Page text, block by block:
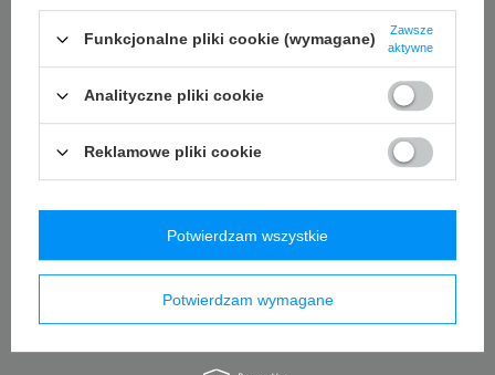
przypadkowym uderzeniu w brzeg blatu czy garnka. Na
gładkim ostrzu doskonale widać zanieczyszczenia, więc
łatwo i szybko usuwa się brud. Polerowana powierzchnia
uwidacznia rysunek warstw ale nie przeszkadza kontrolować
stanu ostrza. Spoglądasz wzdłuż krawędzi i widzisz czy nóż
wymaga ostrzenia lub po prostu to czujesz pod ręką.
Funkcjonalne pliki cookie (wymagane)
Zawsze
aktywne
Analityczne pliki cookie
Reklamowe pliki cookie
Potwierdzam wymagane
Potwierdzam wszystkie